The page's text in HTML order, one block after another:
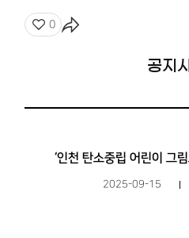
좋아요
0
공지
‘인천 탄소중립 어린이 그
2025-09-15